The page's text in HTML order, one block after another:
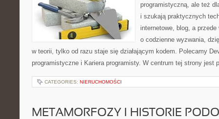
programistyczną, ale też
i szukają praktycznych
internetowe, blog, a
o codzienne wyzwania,
w teorii, tylko od razu staje się działającym kodem. Polecamy
programistyczne i Kariera programisty. W centrum tej strony
CATEGORIES: NIERUCHOMOŚCI
METAMORFOZY I HISTORIE